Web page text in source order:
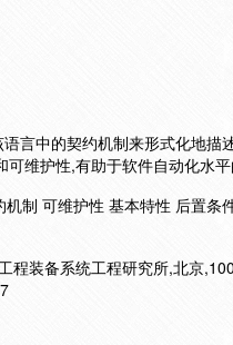
言中的契约机制来形式化地描
维护性,有助于软件自动化水
制 可维护性 基本特性 后置条
程装备系统工程研究所,北京